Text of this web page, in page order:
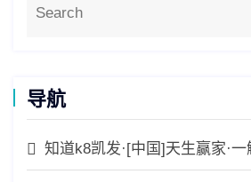
导航
知道k8凯发·[中国]天生赢家·一